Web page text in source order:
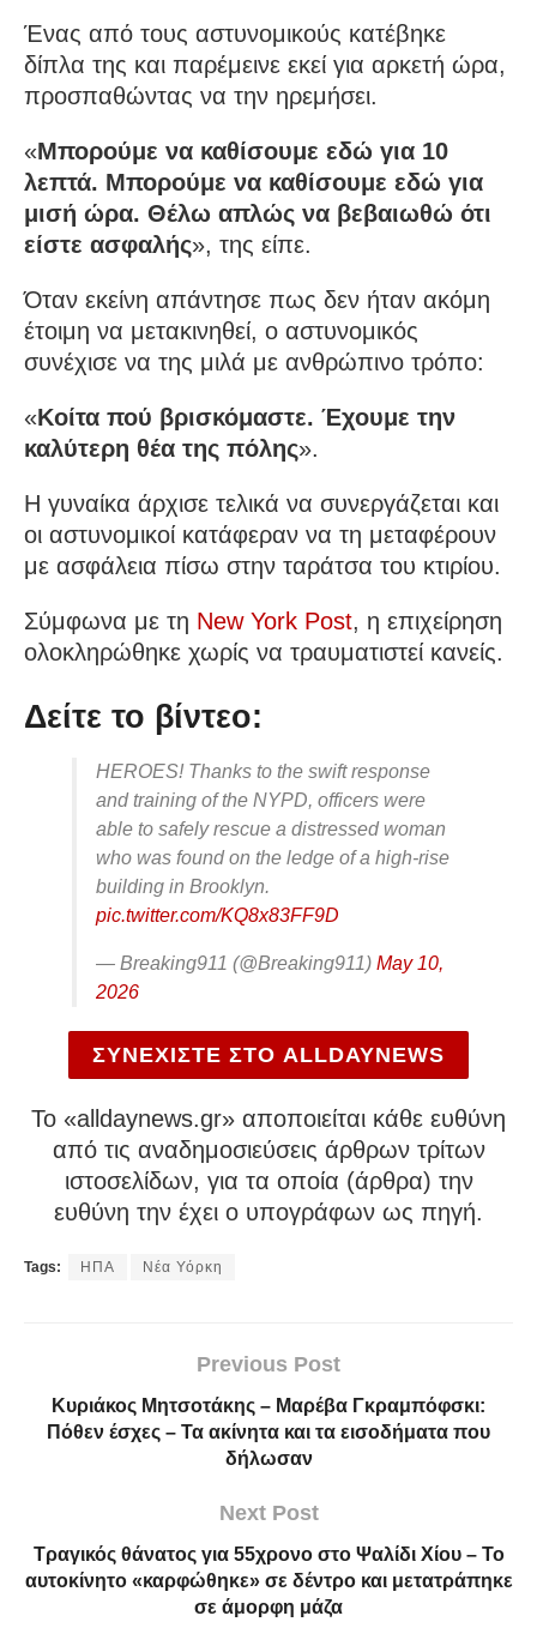
Ένας από τους αστυνομικούς κατέβηκε
δίπλα της και παρέμεινε εκεί για αρκετή ώρα,
προσπαθώντας να την ηρεμήσει.
«Μπορούμε να καθίσουμε εδώ για 10
λεπτά. Μπορούμε να καθίσουμε εδώ για
μισή ώρα. Θέλω απλώς να βεβαιωθώ ότι
είστε ασφαλής», της είπε.
Όταν εκείνη απάντησε πως δεν ήταν ακόμη
έτοιμη να μετακινηθεί, ο αστυνομικός
συνέχισε να της μιλά με ανθρώπινο τρόπο:
«Κοίτα πού βρισκόμαστε. Έχουμε την
καλύτερη θέα της πόλης».
Η γυναίκα άρχισε τελικά να συνεργάζεται και
οι αστυνομικοί κατάφεραν να τη μεταφέρουν
με ασφάλεια πίσω στην ταράτσα του κτιρίου.
Σύμφωνα με τη New York Post, η επιχείρηση
ολοκληρώθηκε χωρίς να τραυματιστεί κανείς.
Δείτε το βίντεο:
HEROES! Thanks to the swift response
and training of the NYPD, officers were
able to safely rescue a distressed woman
who was found on the ledge of a high-rise
building in Brooklyn.
pic.twitter.com/KQ8x83FF9D
— Breaking911 (@Breaking911) May 10,
2026
ΣΥΝΕΧΙΣΤΕ ΣΤΟ ALLDAYNEWS
To «alldaynews.gr» αποποιείται κάθε ευθύνη
από τις αναδημοσιεύσεις άρθρων τρίτων
ιστοσελίδων, για τα οποία (άρθρα) την
ευθύνη την έχει ο υπογράφων ως πηγή.
Tags: ΗΠΑ Νέα Υόρκη
Previous Post
Κυριάκος Μητσοτάκης – Μαρέβα Γκραμπόφσκι:
Πόθεν έσχες – Τα ακίνητα και τα εισοδήματα που
δήλωσαν
Next Post
Τραγικός θάνατος για 55χρονο στο Ψαλίδι Χίου – Το
αυτοκίνητο «καρφώθηκε» σε δέντρο και μετατράπηκε
σε άμορφη μάζα